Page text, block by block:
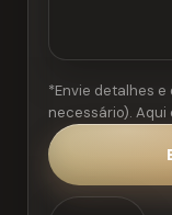
*Envie detalhes
necessário). Aqui